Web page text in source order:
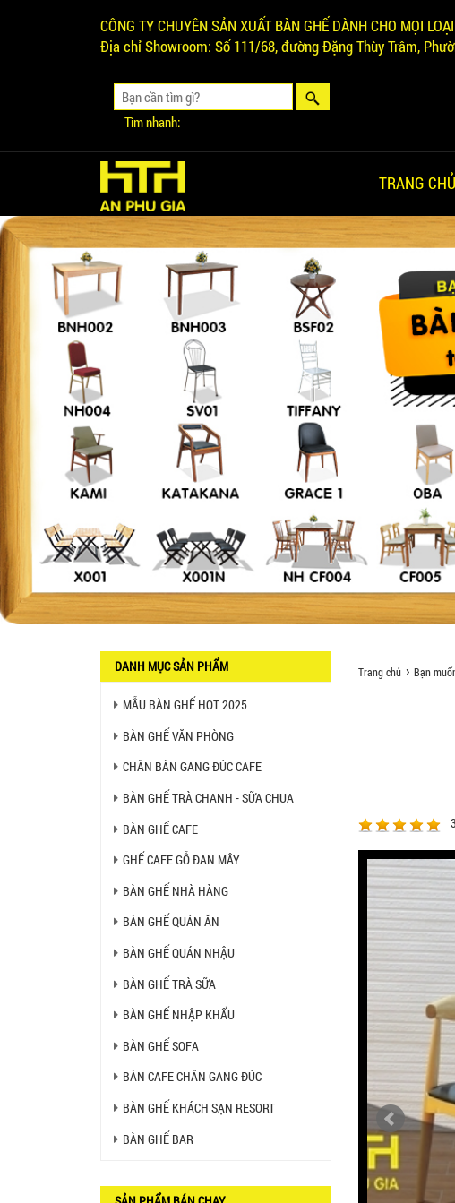
CÔNG TY CHUYÊN SẢN XUẤT BÀN GHẾ DÀNH CHO MỌI
Địa chỉ Showroom: Số 111/68, đường Đặng Thùy Trâm,
Tìm nhanh:
TRANG CHỦ
Trang chủ Bạn
3
DANH MỤC SẢN PHẨM
MẪU BÀN GHẾ HOT 2025
BÀN GHẾ VĂN PHÒNG
CHÂN BÀN GANG ĐÚC CAFE
BÀN GHẾ TRÀ CHANH - SỮA CHUA
BÀN GHẾ CAFE
GHẾ CAFE GỖ ĐAN MÂY
BÀN GHẾ NHÀ HÀNG
BÀN GHẾ QUÁN ĂN
BÀN GHẾ QUÁN NHẬU
BÀN GHẾ TRÀ SỮA
BÀN GHẾ NHẬP KHẨU
BÀN GHẾ SOFA
BÀN CAFE CHÂN GANG ĐÚC
BÀN GHẾ KHÁCH SẠN RESORT
BÀN GHẾ BAR
SP: GNK05
SX GIÁ RẺ - MÃ SỐ: BCF SX
GHẾ EAMES - GHẾ NHỰA
CAFE CHÂN GỖ GIÁ RẺ - MÃ
SỐ: M002
550.000 VNĐ
SỐ: X001
BÀN CAFE BCF01 GIÁ RẺ -
MÃ SỐ: BCF01
BỘ BÀN GHẾ GỖ XẾP QUÁN
NHẬU GIÁ RẺ - MÃ SỐ: X001